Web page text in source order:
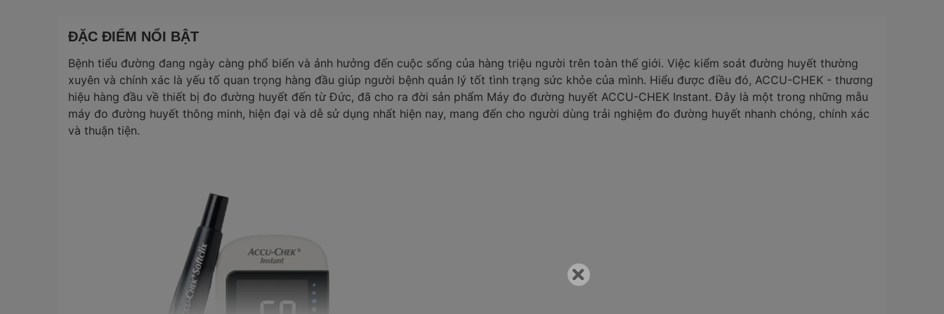
ĐẶC ĐIỂM NỔI BẬT
Bệnh tiểu đường đang ngày càng phổ biến và ảnh hưởng đến cuộc sống của hàng triệu người trên toàn thế giới. Việc kiểm soát đường huyết thường
xuyên và chính xác là yếu tố quan trọng hàng đầu giúp người bệnh quản lý tốt tình trạng sức khỏe của mình. Hiểu được điều đó, ACCU-CHEK - thương
hiệu hàng đầu về thiết bị đo đường huyết đến từ Đức, đã cho ra đời sản phẩm Máy đo đường huyết ACCU-CHEK Instant. Đây là một trong những mẫu
máy đo đường huyết thông minh, hiện đại và dễ sử dụng nhất hiện nay, mang đến cho người dùng trải nghiệm đo đường huyết nhanh chóng, chính xác
và thuận tiện.